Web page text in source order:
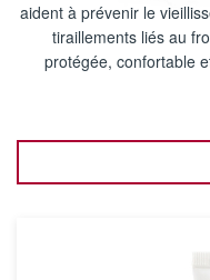
aident à prévenir le
tiraillements liés au
protégée, confortable